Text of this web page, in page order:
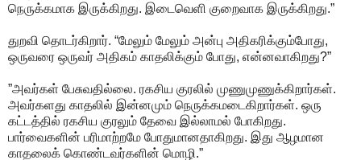
நெருக்கமாக இருக்கிறது. இடைவெளி குறைவாக இருக்கிறது.”
துறவி தொடர்கிறார். “மேலும் மேலும் அன்பு அதிகரிக்கும்போது,
ஒருவரை ஒருவர் அதிகம் காதலிக்கும் போது, என்னவாகிறது?”
”அவர்கள் பேசுவதில்லை. ரகசிய குரலில் முணுமுணுக்கிறார்கள்.
அவர்களது காதலில் இன்னமும் நெருக்கமடைகிறார்கள். ஒரு
கட்டத்தில் ரகசிய குரலும் தேவை இல்லாமல் போகிறது.
பார்வைகளின் பரிமாற்றமே போதுமானதாகிறது. இது ஆழமான
காதலைக் கொண்டவர்களின் மொழி.”